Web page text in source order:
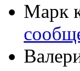
Марк